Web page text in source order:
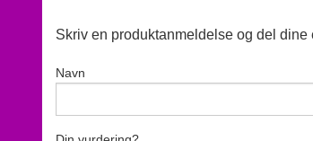
Skriv en produktanmeldelse og del
Navn